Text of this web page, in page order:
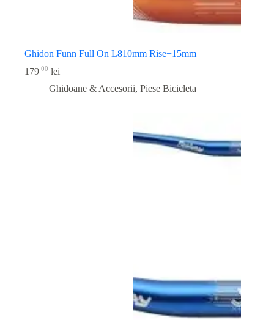
Ghidon Funn Full On L810mm Rise+15mm
179 00 lei
Ghidoane & Accesorii, Piese Bicicleta